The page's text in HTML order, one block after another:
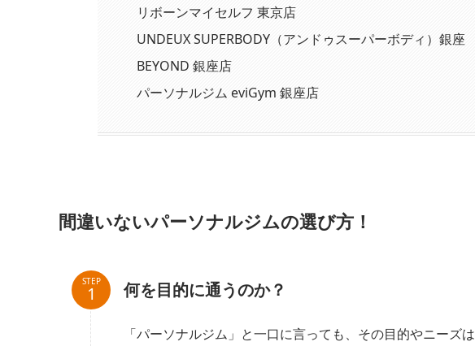
リボーンマイセルフ 東京店
UNDEUX SUPERBODY（アンドゥスーパーボディ）銀座
BEYOND 銀座店
パーソナルジム eviGym 銀座店
間違いないパーソナルジムの選び方！
STEP 何を目的に通うのか？
「パーソナルジム」と一口に言っても、その目的やニーズ